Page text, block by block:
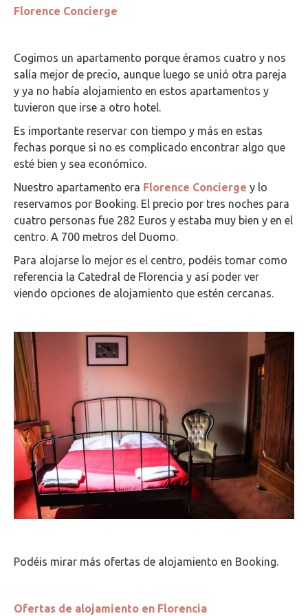
Florence Concierge
Cogimos un apartamento porque éramos cuatro y nos
salía mejor de precio, aunque luego se unió otra pareja
y ya no había alojamiento en estos apartamentos y
tuvieron que irse a otro hotel.
Es importante reservar con tiempo y más en estas
fechas porque si no es complicado encontrar algo que
esté bien y sea económico.
Nuestro apartamento era Florence Concierge y lo
reservamos por Booking. El precio por tres noches para
cuatro personas fue 282 Euros y estaba muy bien y en el
centro. A 700 metros del Duomo.
Para alojarse lo mejor es el centro, podéis tomar como
referencia la Catedral de Florencia y así poder ver
viendo opciones de alojamiento que estén cercanas.
Podéis mirar más ofertas de alojamiento en Booking.
Ofertas de alojamiento en Florencia